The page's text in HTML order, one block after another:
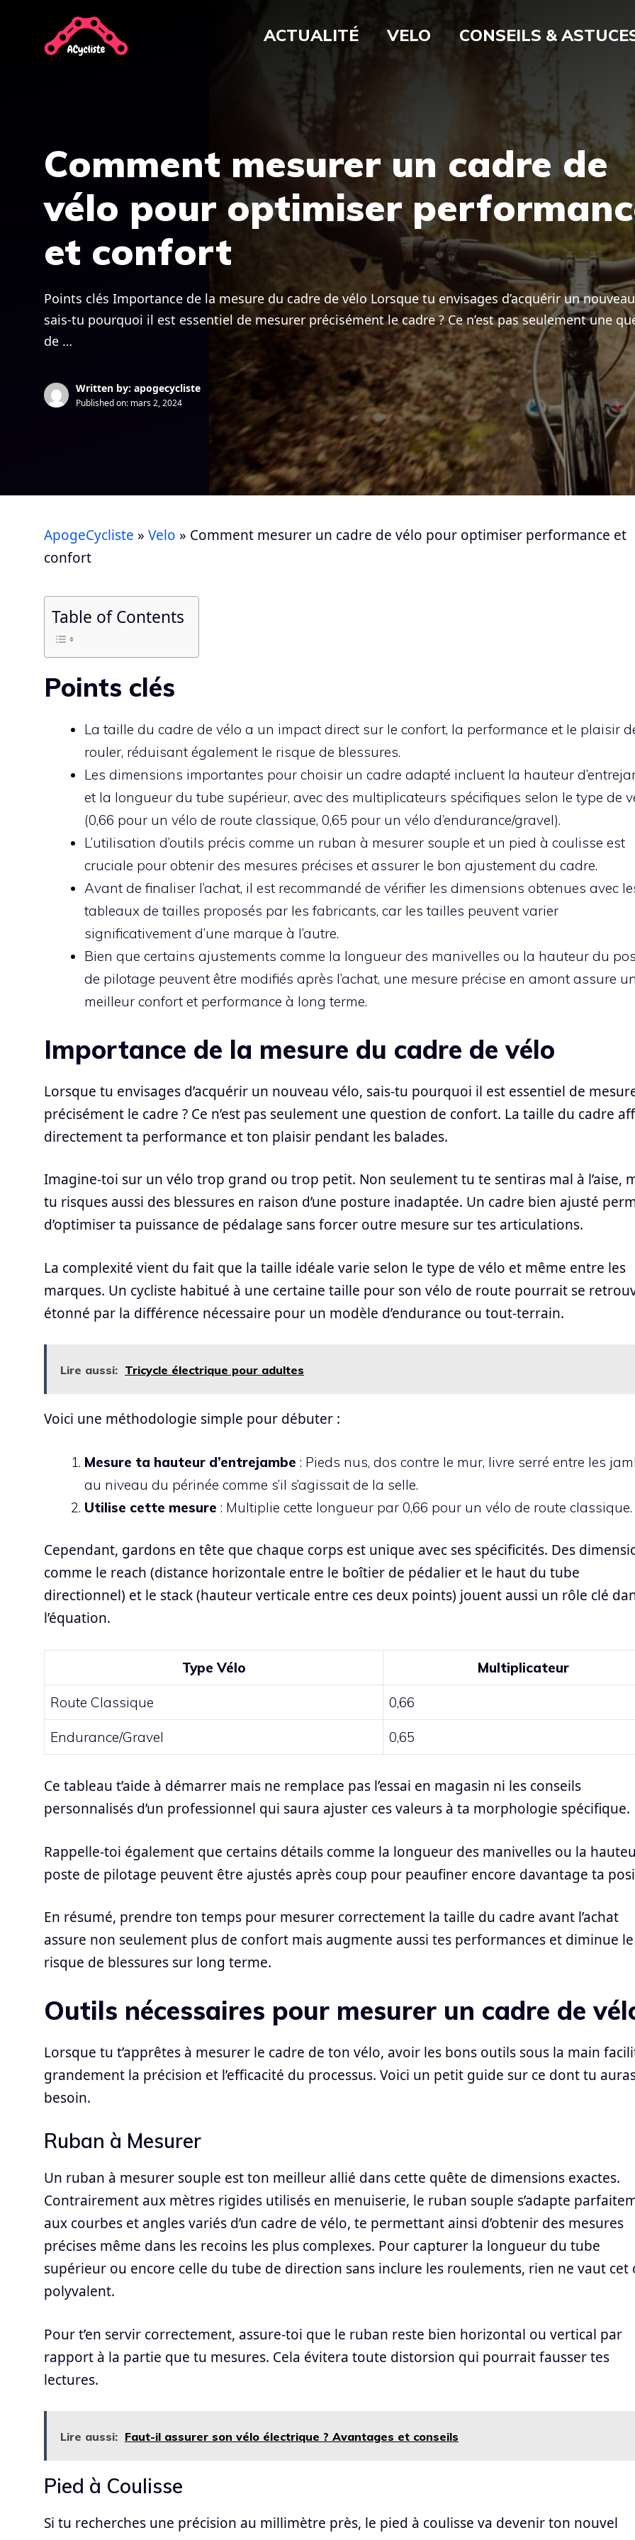
contenu
ACTUALITÉ VELO CONSEILS &
Comment mesurer un cadre de
vélo pour optimiser
et confort
Points clés Importance de la mesure du cadre de vélo Lorsque tu envisages d’acquérir un
sais-tu pourquoi il est essentiel de mesurer précisément le cadre ? Ce n’est pas seulement une
de …
Written by: apogecycliste
Published on: mars 2, 2024
ApogeCycliste » Velo » Comment mesurer un cadre de vélo pour optimiser performance et
confort
Table of Contents
Points clés
La taille du cadre de vélo a un impact direct sur le confort, la performance et le plaisir
rouler, réduisant également le risque de blessures.
Les dimensions importantes pour choisir un cadre adapté incluent la hauteur
et la longueur du tube supérieur, avec des multiplicateurs spécifiques selon le type de
(0,66 pour un vélo de route classique, 0,65 pour un vélo d’endurance/gravel).
L’utilisation d’outils précis comme un ruban à mesurer souple et un pied à coulisse est
cruciale pour obtenir des mesures précises et assurer le bon ajustement du cadre.
Avant de finaliser l’achat, il est recommandé de vérifier les dimensions obtenues avec
tableaux de tailles proposés par les fabricants, car les tailles peuvent varier
significativement d’une marque à l’autre.
Bien que certains ajustements comme la longueur des manivelles ou la hauteur du
de pilotage peuvent être modifiés après l’achat, une mesure précise en amont assure un
meilleur confort et performance à long terme.
Importance de la mesure du cadre de vélo
Lorsque tu envisages d’acquérir un nouveau vélo, sais-tu pourquoi il est essentiel de
précisément le cadre ? Ce n’est pas seulement une question de confort. La taille du cadre
directement ta performance et ton plaisir pendant les balades.
Imagine-toi sur un vélo trop grand ou trop petit. Non seulement tu te sentiras mal à l’aise,
tu risques aussi des blessures en raison d’une posture inadaptée. Un cadre bien ajusté
d’optimiser ta puissance de pédalage sans forcer outre mesure sur tes articulations.
La complexité vient du fait que la taille idéale varie selon le type de vélo et même entre les
marques. Un cycliste habitué à une certaine taille pour son vélo de route pourrait se
étonné par la différence nécessaire pour un modèle d’endurance ou tout-terrain.
Lire aussi: Tricycle électrique pour adultes
Voici une méthodologie simple pour débuter :
Mesure ta hauteur d’entrejambe : Pieds nus, dos contre le mur, livre serré entre les
au niveau du périnée comme s’il s’agissait de la selle.
Utilise cette mesure : Multiplie cette longueur par 0,66 pour un vélo de route classique.
Cependant, gardons en tête que chaque corps est unique avec ses spécificités. Des
comme le reach (distance horizontale entre le boîtier de pédalier et le haut du tube
directionnel) et le stack (hauteur verticale entre ces deux points) jouent aussi un rôle clé
l’équation.
Type Vélo Multiplicateur
Route Classique 0,66
Endurance/Gravel 0,65
Ce tableau t’aide à démarrer mais ne remplace pas l’essai en magasin ni les conseils
personnalisés d’un professionnel qui saura ajuster ces valeurs à ta morphologie spécifique.
Rappelle-toi également que certains détails comme la longueur des manivelles ou la
poste de pilotage peuvent être ajustés après coup pour peaufiner encore davantage ta
En résumé, prendre ton temps pour mesurer correctement la taille du cadre avant l’achat
assure non seulement plus de confort mais augmente aussi tes performances et diminue le
risque de blessures sur long terme.
Outils nécessaires pour mesurer un cadre de
Lorsque tu t’apprêtes à mesurer le cadre de ton vélo, avoir les bons outils sous la main
grandement la précision et l’efficacité du processus. Voici un petit guide sur ce dont tu
besoin.
Ruban à Mesurer
Un ruban à mesurer souple est ton meilleur allié dans cette quête de dimensions exactes.
Contrairement aux mètres rigides utilisés en menuiserie, le ruban souple s’adapte
aux courbes et angles variés d’un cadre de vélo, te permettant ainsi d’obtenir des mesures
précises même dans les recoins les plus complexes. Pour capturer la longueur du tube
supérieur ou encore celle du tube de direction sans inclure les roulements, rien ne vaut cet
polyvalent.
Pour t’en servir correctement, assure-toi que le ruban reste bien horizontal ou vertical par
rapport à la partie que tu mesures. Cela évitera toute distorsion qui pourrait fausser tes
lectures.
Lire aussi: Faut-il assurer son vélo électrique ? Avantages et conseils
Pied à Coulisse
Si tu recherches une précision au millimètre près, le pied à coulisse va devenir ton nouvel